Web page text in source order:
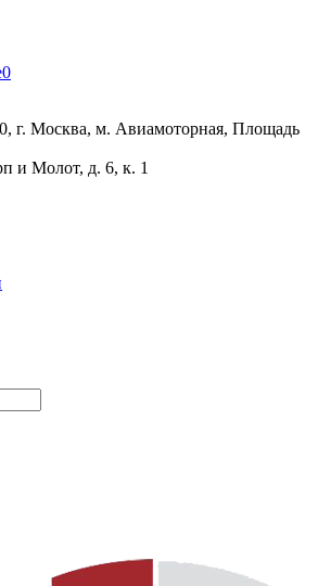
0
г. Москва, м. Авиамоторная, Площадь
и Молот, д. 6, к. 1